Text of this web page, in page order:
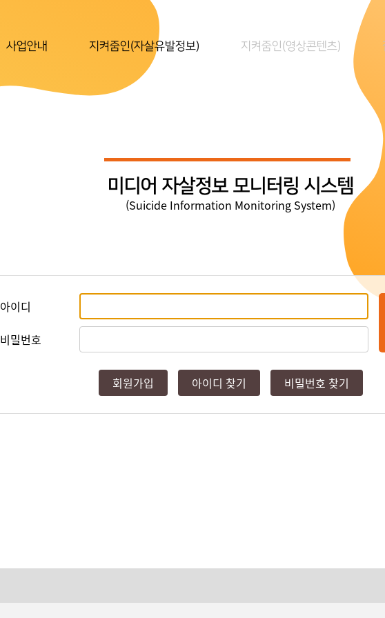
사업안내 지켜줌인(자살유발정보) 지켜줌인(영상콘텐츠)
미디어 자살정보 모니터링 시스템
(Suicide Information Monitoring System)
아이디
비밀번호
회원가입 아이디 찾기 비밀번호 찾기